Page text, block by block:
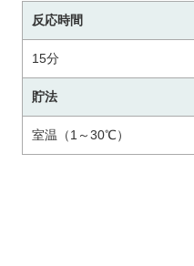
反応時間
15分
貯法
室温（1～30℃）